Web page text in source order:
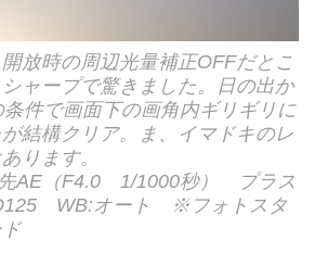
放時の周辺光量補正OFFだとこ
ャープで驚きました。日の出か
件で画面下の画角内ギリギリに
結構クリア。ま、イマドキのレ
ります。
AE（F4.0 1/1000秒） プラス
WB:オート ※フォトスタ